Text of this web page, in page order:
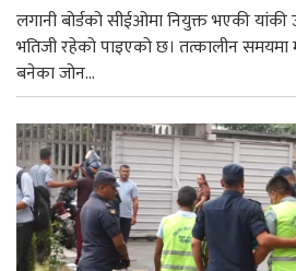
लगानी बोर्डको सीईओमा नियुक्त भएकी
भतिजी रहेको पाइएको छ। तत्कालीन समयमा
बनेका जोन...